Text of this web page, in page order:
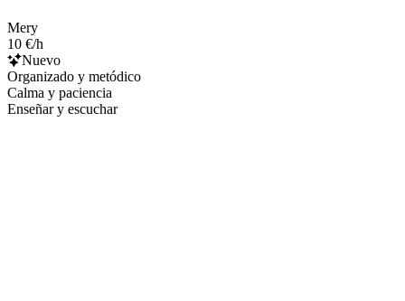
Mery
10 €/h
Nuevo
Organizado y metódico
Calma y paciencia
Enseñar y escuchar